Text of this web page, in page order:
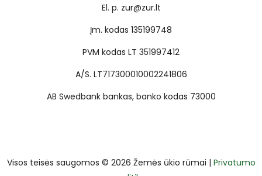
El. p. zur@zur.lt
Įm. kodas 135199748
PVM kodas LT 351997412
A/S. LT717300010002241806
AB Swedbank bankas, banko kodas 73000
Visos teisės saugomos © 2026 Žemės ūkio rūmai | Privatumo